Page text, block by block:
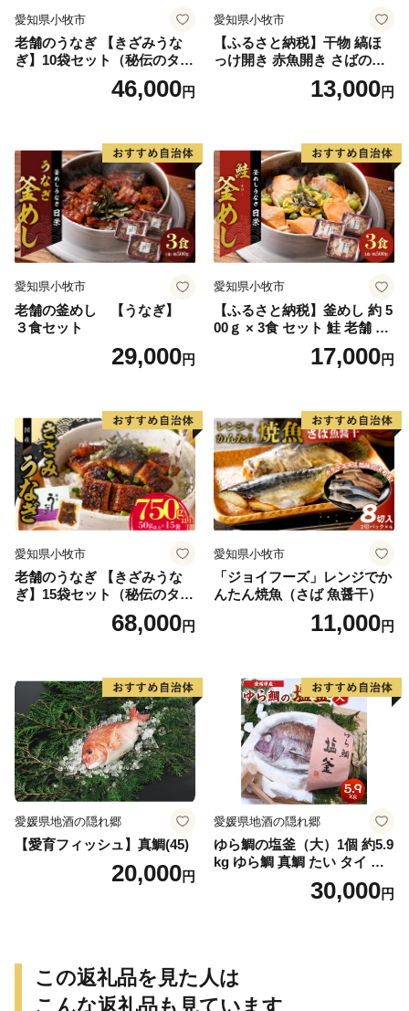
愛知県小牧市
老舗のうなぎ 【きざみうな
ぎ】10袋セット（秘伝のタレ
46,000円
愛知県小牧市
【ふるさと納税】干物 縞ほ
っけ開き 赤魚開き さばの開
き 魚醤干し 3種 セット 詰め
合わせ 魚 おかず 肉厚 おいし
取り寄せグルメ 魚醤 ナンプ
ラー 愛知県 小牧市 冷凍 送料
無料
13,000円
愛知県小牧市
老舗の釜めし 【うなぎ】
３食セット
29,000円
愛知県小牧市
【ふるさと納税】釜めし 約 5
00ｇ × 3食 セット 鮭 老舗 急
速冷凍 レンチン 時短 簡単調
理 食品 加工品 海鮮 手作り
り寄せグルメ 愛知県 小牧市
送料無料
17,000円
愛知県小牧市
老舗のうなぎ 【きざみうな
ぎ】15袋セット（秘伝のタレ
68,000円
愛知県小牧市
「ジョイフーズ」レンジでか
んたん焼魚（さば 魚醤干）
11,000円
愛媛県地酒の隠れ郷
【愛育フィッシュ】真鯛(45)
20,000円
愛媛県地酒の隠れ郷
ゆら鯛の塩釜（大）1個 約5.9
kg ゆら鯛 真鯛 たい タイ 鯛
塩釜焼き 塩釜 魚 魚介類 海鮮
祝い事 お祝い ハレの日 食品
30,000円
この返礼品を見た人は
こんな返礼品も見ています